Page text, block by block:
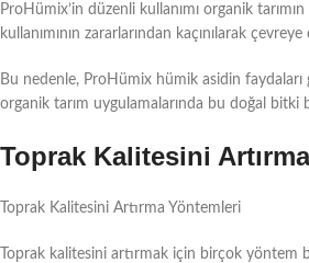
ProHümix’in düzenli kullanımı organik
kullanımının zararlarından kaçınılarak
Bu nedenle, ProHümix hümik asidin
organik tarım uygulamalarında bu doğal
Toprak Kalitesini
Toprak Kalitesini Artırma Yöntemleri
Toprak kalitesini artırmak için birçok